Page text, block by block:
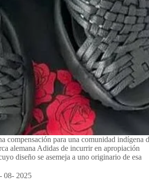
compensación para una comunidad indígena
alemana Adidas de incurrir en apropiación
diseño se asemeja a uno originario de esa
08- 2025